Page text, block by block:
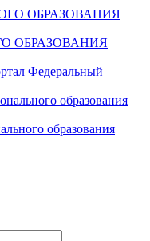
ОБРАЗОВАНИЯ
Федеральный
образования